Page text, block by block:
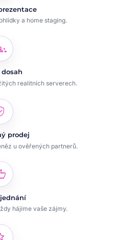
a home staging.
realitních serverech.
prodej
u ověřených partnerů.
hájíme vaše zájmy.